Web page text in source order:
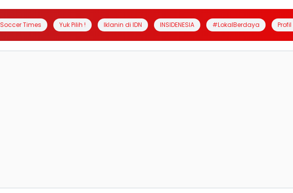
Soccer Times Yuk Pilih ! Iklanin di IDN INSIDENESIA #LokalBerdaya